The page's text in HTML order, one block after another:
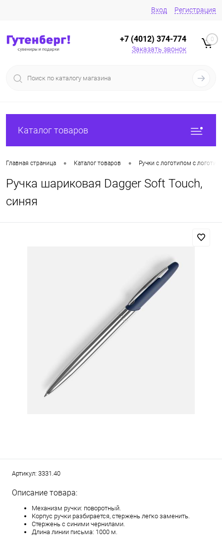
Вход Регистрация
+7 (4012) 374-774
Заказать звонок
0
Каталог товаров
Главная страница • Каталог товаров • Ручки с логотипом с
Ручка шариковая Dagger Soft Touch,
синяя
Артикул: 3331.40
Описание товара:
Механизм ручки: поворотный.
Корпус ручки разбирается, стержень легко заменить.
Стержень с синими чернилами.
Длина линии письма: 1000 м.